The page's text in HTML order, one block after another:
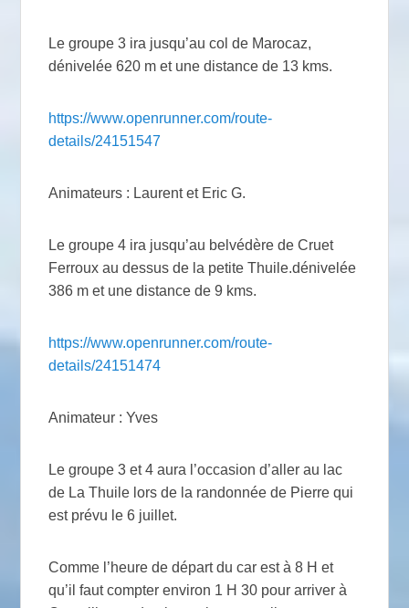
Le groupe 3 ira jusqu’au col de Marocaz,
dénivelée 620 m et une distance de 13 kms.
https://www.openrunner.com/route-
details/24151547
Animateurs : Laurent et Eric G.
Le groupe 4 ira jusqu’au belvédère de Cruet
Ferroux au dessus de la petite Thuile.dénivelée
386 m et une distance de 9 kms.
https://www.openrunner.com/route-
details/24151474
Animateur : Yves
Le groupe 3 et 4 aura l’occasion d’aller au lac
de La Thuile lors de la randonnée de Pierre qui
est prévu le 6 juillet.
Comme l’heure de départ du car est à 8 H et
qu’il faut compter environ 1 H 30 pour arriver à